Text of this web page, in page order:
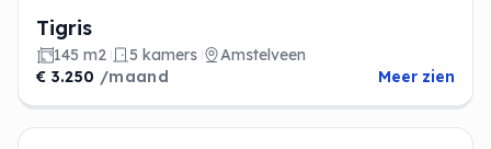
Tigris
145 m2 5 kamers
Amstelveen
€ 3.250 /maand Meer zien